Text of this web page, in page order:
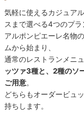
気軽に使えるカジュア
スまで選べる4つのプラ
アルポンピエーレ名物
ムから始まり、
通常のレストランメニ
ッツァ3種と、2種のソ
ご用意。
どちらもオーダービュ
持ちします。